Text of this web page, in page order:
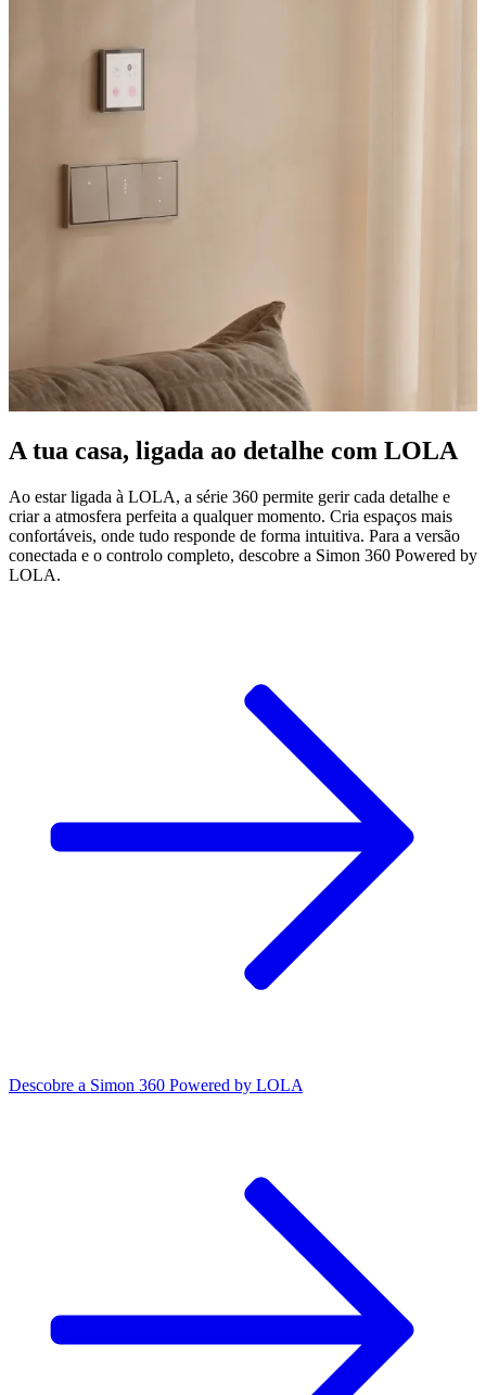
A tua casa, ligada ao detalhe com LOLA
Ao estar ligada à LOLA, a série 360 permite gerir cada detalhe e
criar a atmosfera perfeita a qualquer momento. Cria espaços mais
confortáveis, onde tudo responde de forma intuitiva. Para a versão
conectada e o controlo completo, descobre a Simon 360 Powered by
LOLA.
Descobre a Simon 360 Powered by LOLA